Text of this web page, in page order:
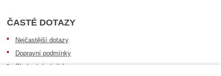
ČASTÉ DOTAZY
Nejčastější dotazy
Dopravní podmínky
Sledování zásilek